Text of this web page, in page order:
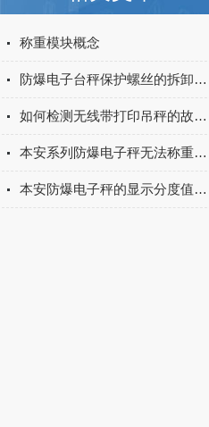
称重模块概念
防爆电子台秤保护螺丝的拆卸步骤
如何检测无线带打印吊秤的故障问题
本安系列防爆电子秤无法称重到满载的解决方法
本安防爆电子秤的显示分度值和检定分度值的区别